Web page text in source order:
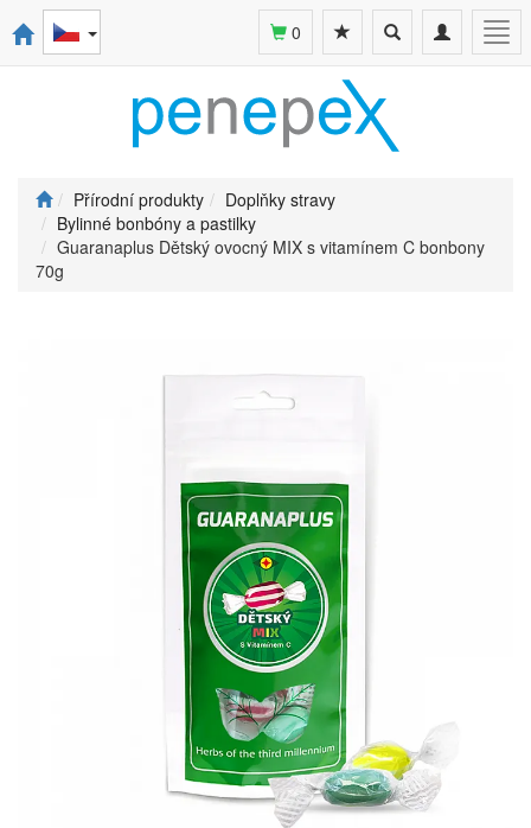
Toggle
navigation
Toggle
search
0
Přírodní produkty
Doplňky stravy
Bylinné bonbóny a pastilky
Guaranaplus Dětský ovocný MIX s vitamínem C bonbony
70g